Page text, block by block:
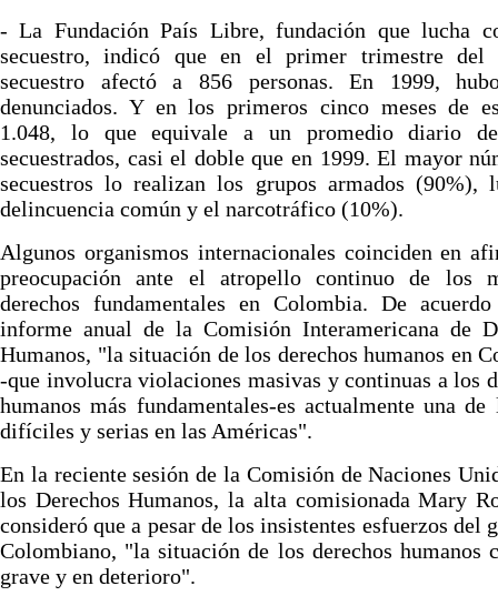
- La Fundación País Libre, fundación que lucha
secuestro, indicó que en el primer trimestre del
secuestro afectó a 856 personas. En 1999,
denunciados. Y en los primeros cinco meses de
1.048, lo que equivale a un promedio diario
secuestrados, casi el doble que en 1999. El mayor
secuestros lo realizan los grupos armados (90%),
delincuencia común y el narcotráfico (10%).
Algunos organismos internacionales coinciden en
preocupación ante el atropello continuo de los
derechos fundamentales en Colombia. De
informe anual de la Comisión Interamericana de
Humanos, "la situación de los derechos humanos en
-que involucra violaciones masivas y continuas a los
humanos más fundamentales-es actualmente una de
difíciles y serias en las Américas".
En la reciente sesión de la Comisión de Naciones
los Derechos Humanos, la alta comisionada Mary
consideró que a pesar de los insistentes esfuerzos del
Colombiano, "la situación de los derechos humanos
grave y en deterioro".